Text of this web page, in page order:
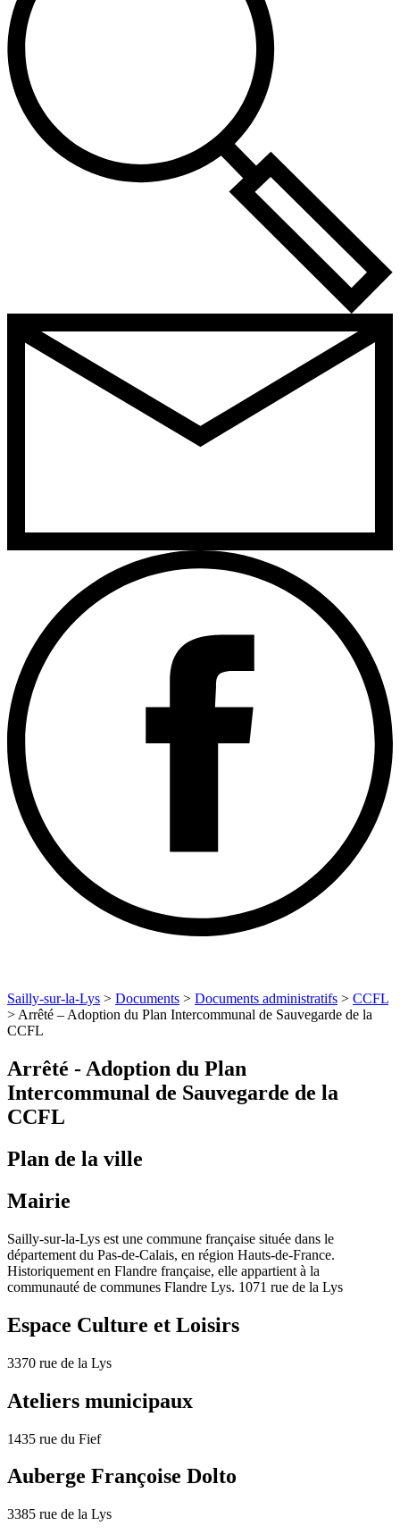
Sailly-sur-la-Lys > Documents > Documents administratifs > CCFL
> Arrêté – Adoption du Plan Intercommunal de Sauvegarde de la
CCFL
Arrêté - Adoption du Plan
Intercommunal de Sauvegarde de la
CCFL
Plan de la ville
Mairie
Sailly-sur-la-Lys est une commune française située dans le
département du Pas-de-Calais, en région Hauts-de-France.
Historiquement en Flandre française, elle appartient à la
communauté de communes Flandre Lys. 1071 rue de la Lys
Espace Culture et Loisirs
3370 rue de la Lys
Ateliers municipaux
1435 rue du Fief
Auberge Françoise Dolto
3385 rue de la Lys